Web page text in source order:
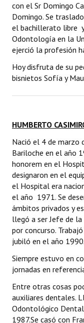
con el Sr Domingo
Domingo. Se
el bachillerato libre
Odontología en la
ejerció la profesión
Hoy disfruta de su
bisnietos Sofía y
HUMBERTO
Nació el 4 de marzo
Bariloche en el año
honorem en el
designaron en el
el Hospital era
el año 1971. Se
ámbitos privados y
llegó a ser Jefe de
por concurso.
jubiló en el año 1990.
Siempre estuvo en
jornadas en
Entre otras cosas
auxiliares dentales.
Odontológico
1987.Se casó con